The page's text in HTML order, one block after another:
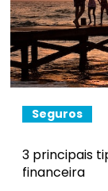
Seguros
3 principais
financeira